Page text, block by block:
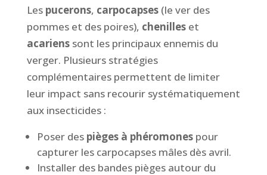
Les pucerons, carpocapses(le ver des
pommes et des poires), chenilleset
acarienssont les principaux ennemis du
verger. Plusieurs stratégies
complémentaires permettent de limiter
leur impact sans recourir systématiquement
aux insecticides :
Poser des pièges à phéromonespour
capturer les carpocapses mâles dès avril.
Installer des bandes pièges autour du